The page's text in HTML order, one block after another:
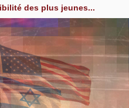
des plus jeunes...